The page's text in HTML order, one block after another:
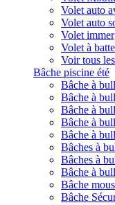
Volet auto
Volet auto
Volet
Volet à
Voir tous
Bâche piscine été
Bâche à
Bâche à
Bâche à
Bâche à
Bâche à
Bâches à
Bâches à
Bâche à
Bâche
Bâche